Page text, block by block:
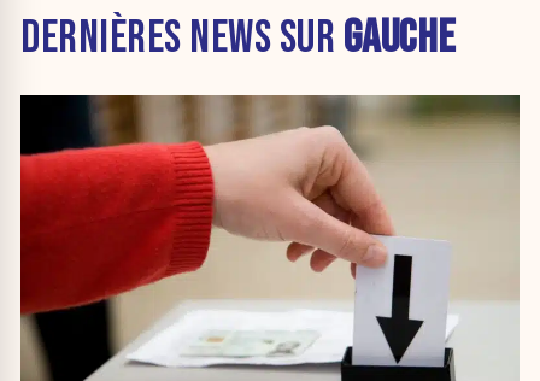
DERNIÈRES NEWS SUR GAUCHE